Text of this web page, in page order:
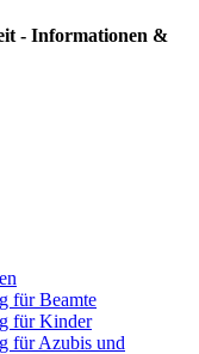
- Informationen &
für Beamte
für Kinder
für Azubis und